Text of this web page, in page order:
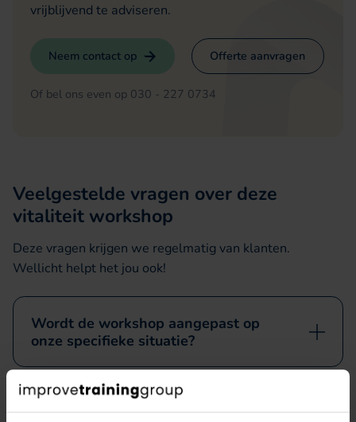
vrijblijvend te adviseren.
Neem contact op Offerte aanvragen
Of bel ons even op 030 - 227 0734
Veelgestelde vragen over deze
vitaliteit workshop
Deze vragen krijgen we regelmatig van klanten.
Wellicht helpt het jou ook!
Wordt de workshop aangepast op
onze specifieke situatie?
We hebben een hele kleine of juist